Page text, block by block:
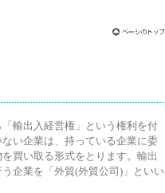
輸出入経営権」という権利を付
い企業は、持っている企業に委
買い取る形式をとります。輸出
企業を「外貿(外貿公司)」といい